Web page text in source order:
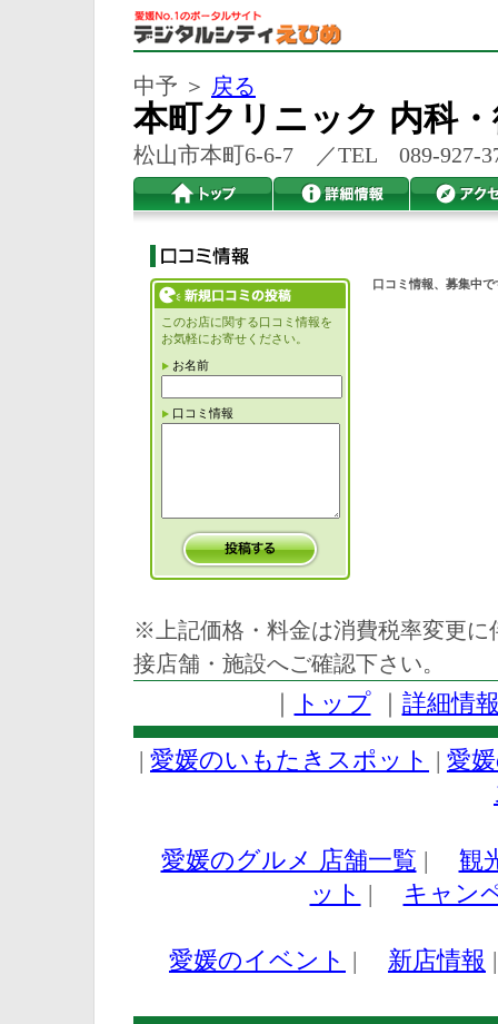
中予 ＞ 戻る
本町クリニック 内科
松山市本町6-6-7 ／TEL 089-927-
このお店に関する口コミ情報を
お気軽にお寄せください。
お名前
口コミ情報
口コミ情報、募集中
※上記価格・料金は消費税率変更に
接店舗・施設へご確認下さい。
｜ トップ｜ 詳細情
| 愛媛のいもたきスポット | 愛
愛媛のグルメ 店舗一覧 | 観
ット | キャン
愛媛のイベント | 新店情報